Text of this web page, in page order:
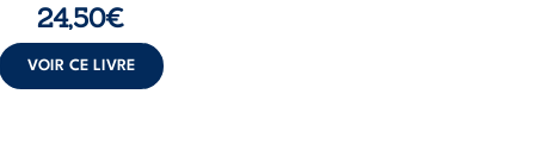
24,50€
VOIR CE LIVRE